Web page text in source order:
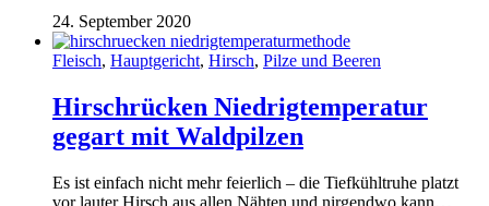
24. September 2020
Fleisch, Hauptgericht, Hirsch, Pilze und Beeren
Hirschrücken Niedrigtemperatur
gegart mit Waldpilzen
Es ist einfach nicht mehr feierlich – die Tiefkühltruhe platzt
vor lauter Hirsch aus allen Nähten und nirgendwo kann…